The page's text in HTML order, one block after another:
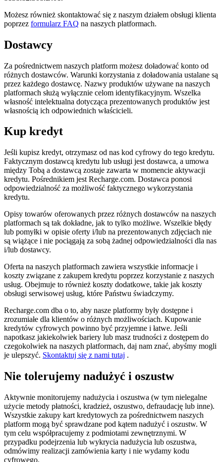
Możesz również skontaktować się z naszym działem obsługi klienta
poprzez formularz FAQ na naszych platformach.
Dostawcy
Za pośrednictwem naszych platform możesz doładować konto od
różnych dostawców. Warunki korzystania z doładowania ustalane są
przez każdego dostawcę. Nazwy produktów używane na naszych
platformach służą wyłącznie celom identyfikacyjnym. Wszelka
własność intelektualna dotycząca prezentowanych produktów jest
własnością ich odpowiednich właścicieli.
Kup kredyt
Jeśli kupisz kredyt, otrzymasz od nas kod cyfrowy do tego kredytu.
Faktycznym dostawcą kredytu lub usługi jest dostawca, a umowa
między Tobą a dostawcą zostaje zawarta w momencie aktywacji
kredytu. Pośrednikiem jest Recharge.com. Dostawca ponosi
odpowiedzialność za możliwość faktycznego wykorzystania
kredytu.
Opisy towarów oferowanych przez różnych dostawców na naszych
platformach są tak dokładne, jak to tylko możliwe. Wszelkie błędy
lub pomyłki w opisie oferty i/lub na prezentowanych zdjęciach nie
są wiążące i nie pociągają za sobą żadnej odpowiedzialności dla nas
i/lub dostawcy.
Oferta na naszych platformach zawiera wszystkie informacje i
koszty związane z zakupem kredytu poprzez korzystanie z naszych
usług. Obejmuje to również koszty dodatkowe, takie jak koszty
obsługi serwisowej usług, które Państwu świadczymy.
Recharge.com dba o to, aby nasze platformy były dostępne i
zrozumiałe dla klientów o różnych możliwościach. Kupowanie
kredytów cyfrowych powinno być przyjemne i łatwe. Jeśli
napotkasz jakiekolwiek bariery lub masz trudności z dostępem do
czegokolwiek na naszych platformach, daj nam znać, abyśmy mogli
je ulepszyć. Skontaktuj się z nami tutaj .
Nie tolerujemy nadużyć i oszustw
Aktywnie monitorujemy nadużycia i oszustwa (w tym nielegalne
użycie metody płatności, kradzież, oszustwo, defraudację lub inne).
Wszystkie zakupy kart kredytowych za pośrednictwem naszych
platform mogą być sprawdzane pod kątem nadużyć i oszustw. W
tym celu współpracujemy z podmiotami zewnętrznymi. W
przypadku podejrzenia lub wykrycia nadużycia lub oszustwa,
odmówimy realizacji zamówienia karty i nie wydamy kodu
cyfrowego.